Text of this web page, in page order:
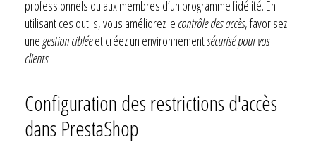
professionnels ou aux membres d’un programme fidélité. En
utilisant ces outils, vous améliorez le contrôle des accès, favorisez
une gestion cibléeet créez un environnementsécurisé pour vos
clients.
Configuration des restrictions d'accès
dans PrestaShop